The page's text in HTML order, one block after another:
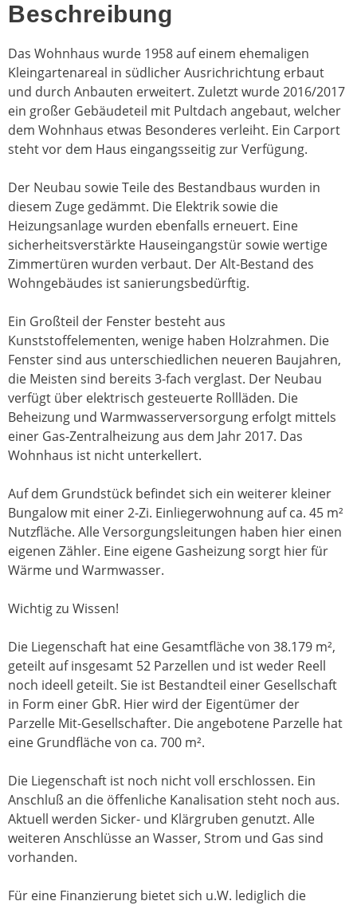
Beschreibung
Das Wohnhaus wurde 1958 auf einem ehemaligen
Kleingartenareal in südlicher Ausrichrichtung erbaut
und durch Anbauten erweitert. Zuletzt wurde 2016/2017
ein großer Gebäudeteil mit Pultdach angebaut, welcher
dem Wohnhaus etwas Besonderes verleiht. Ein Carport
steht vor dem Haus eingangsseitig zur Verfügung.
Der Neubau sowie Teile des Bestandbaus wurden in
diesem Zuge gedämmt. Die Elektrik sowie die
Heizungsanlage wurden ebenfalls erneuert. Eine
sicherheitsverstärkte Hauseingangstür sowie wertige
Zimmertüren wurden verbaut. Der Alt-Bestand des
Wohngebäudes ist sanierungsbedürftig.
Ein Großteil der Fenster besteht aus
Kunststoffelementen, wenige haben Holzrahmen. Die
Fenster sind aus unterschiedlichen neueren Baujahren,
die Meisten sind bereits 3-fach verglast. Der Neubau
verfügt über elektrisch gesteuerte Rollläden. Die
Beheizung und Warmwasserversorgung erfolgt mittels
einer Gas-Zentralheizung aus dem Jahr 2017. Das
Wohnhaus ist nicht unterkellert.
Auf dem Grundstück befindet sich ein weiterer kleiner
Bungalow mit einer 2-Zi. Einliegerwohnung auf ca. 45 m²
Nutzfläche. Alle Versorgungsleitungen haben hier einen
eigenen Zähler. Eine eigene Gasheizung sorgt hier für
Wärme und Warmwasser.
Wichtig zu Wissen!
Die Liegenschaft hat eine Gesamtfläche von 38.179 m²,
geteilt auf insgesamt 52 Parzellen und ist weder Reell
noch ideell geteilt. Sie ist Bestandteil einer Gesellschaft
in Form einer GbR. Hier wird der Eigentümer der
Parzelle Mit-Gesellschafter. Die angebotene Parzelle hat
eine Grundfläche von ca. 700 m².
Die Liegenschaft ist noch nicht voll erschlossen. Ein
Anschluß an die öffenliche Kanalisation steht noch aus.
Aktuell werden Sicker- und Klärgruben genutzt. Alle
weiteren Anschlüsse an Wasser, Strom und Gas sind
vorhanden.
Für eine Finanzierung bietet sich u.W. lediglich die